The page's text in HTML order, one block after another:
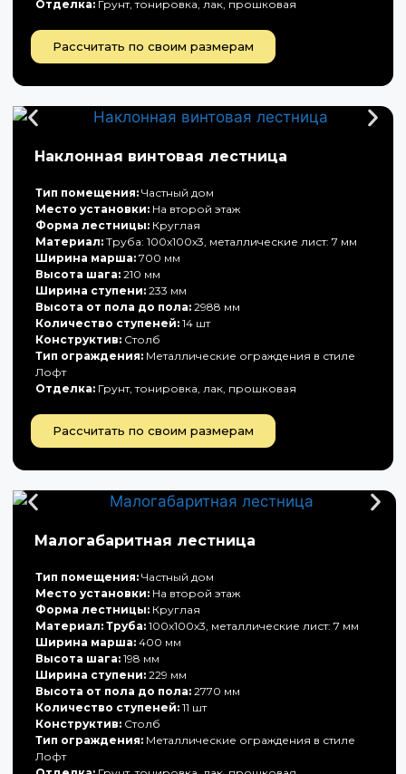
Отделка: Грунт, тонировка, лак, прошковая
Рассчитать по своим размерам
Наклонная винтовая лестница
Тип помещения: Частный дом
Место установки: На второй этаж
Форма лестницы: Круглая
Материал: Труба: 100х100х3, металлические лист: 7 мм
Ширина марша: 700 мм
Высота шага: 210 мм
Ширина ступени: 233 мм
Высота от пола до пола: 2988 мм
Количество ступеней: 14 шт
Конструктив: Столб
Тип ограждения: Металлические ограждения в стиле
Лофт
Отделка: Грунт, тонировка, лак, прошковая
Рассчитать по своим размерам
Малогабаритная лестница
Тип помещения: Частный дом
Место установки: На второй этаж
Форма лестницы: Круглая
Материал: Труба: 100х100х3, металлические лист: 7 мм
Ширина марша: 400 мм
Высота шага: 198 мм
Ширина ступени: 229 мм
Высота от пола до пола: 2770 мм
Количество ступеней: 11 шт
Конструктив: Столб
Тип ограждения: Металлические ограждения в стиле
Лофт